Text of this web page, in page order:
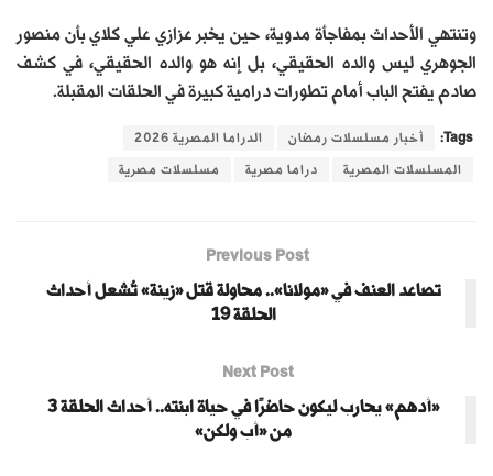
وتنتهي الأحداث بمفاجأة مدوية، حين يخبر عزازي علي كلاي بأن منصور
الجوهري ليس والده الحقيقي، بل إنه هو والده الحقيقي، في كشف
صادم يفتح الباب أمام تطورات درامية كبيرة في الحلقات المقبلة.
Tags: أخبار مسلسلات رمضان الدراما المصرية 2026
المسلسلات المصرية دراما مصرية مسلسلات مصرية
Previous Post
تصاعد العنف في «مولانا».. محاولة قتل «زينة» تُشعل أحداث
الحلقة 19
Next Post
«أدهم» يحارب ليكون حاضرًا في حياة ابنته.. أحداث الحلقة 3
من «أب ولكن»